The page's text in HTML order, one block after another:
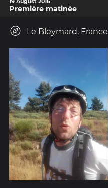
Première matinée
Le Bleymard, France